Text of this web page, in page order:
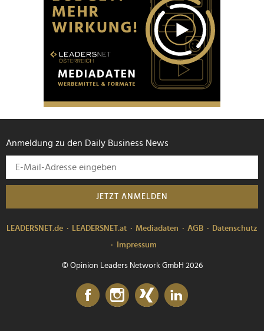
Anmeldung zu den Daily Business News
JETZT ANMELDEN
LEADERSNET.de LEADERSNET.at Mediadaten AGB
Datenschutz
Impressum
© Opinion Leaders Network GmbH 2026